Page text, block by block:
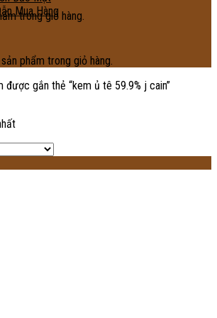
trong giỏ hàng.
Mua Hàng
phẩm trong giỏ hàng.
được gắn thẻ “kem ủ tê 59.9% j cain”